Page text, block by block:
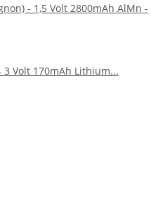
- 1,5 Volt 2800mAh AlMn -